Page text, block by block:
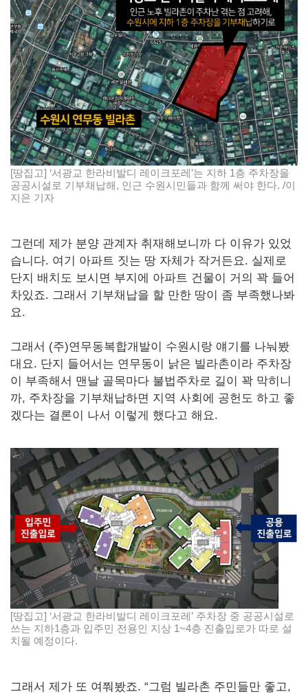
[땅집고] ‘서광교 한라비발디 레이크포레’는 지하 1층 주차장을
공공시설로 기부채납해, 인근 수원시민들과 함께 써야 한다. /이
지은 기자
그런데 제가 분양 관계자 취재해보니까 다 이유가 있었
습니다. 여기 아파트 짓는 땅 자체가 작거든요. 실제로
단지 배치도 보시면 부지에 아파트 건물이 거의 꽉 들어
차있죠. 그래서 기부채납을 할 만한 땅이 좀 부족했나봐
요.
그래서 (주)연무동복합개발이 수원시랑 얘기를 나눠봤
대요. 단지 들어서는 연무동이 낡은 빌라촌이라 주차장
이 부족해서 맨날 골목마다 불법주차로 길이 꽉 막히니
까, 주차장을 기부채납하면 지역 사회에 공헌도 하고 좋
겠다는 결론이 나서 이렇게 했다고 해요.
[땅집고] ‘서광교 한라비발디 레이크포레’ 주차장 중 공공시설로
쓰는 지하1층과 입주민 전용인 지상 1~4층 진출입로가 따로 설
치될 예정이다.
그래서 제가 또 여쭤봤죠. “그럼 빌라촌 주민들만 좋고,